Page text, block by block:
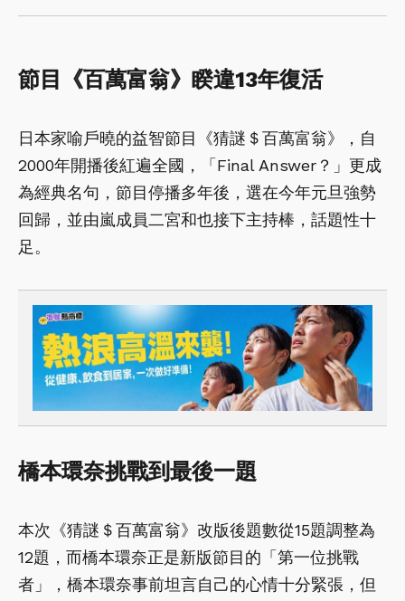
節目《百萬富翁》睽違13年復活
日本家喻戶曉的益智節目《猜謎＄百萬富翁》，自
2000年開播後紅遍全國，「Final Answer？」更成
為經典名句，節目停播多年後，選在今年元旦強勢
回歸，並由嵐成員二宮和也接下主持棒，話題性十
足。
橋本環奈挑戰到最後一題
本次《猜謎＄百萬富翁》改版後題數從15題調整為
12題，而橋本環奈正是新版節目的「第一位挑戰
者」，橋本環奈事前坦言自己的心情十分緊張，但